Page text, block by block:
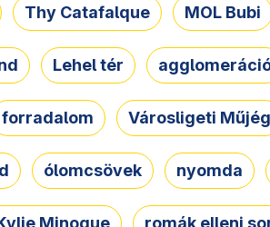
Thy Catafalque MOL Bubi
Lehel tér
forradalom Városligeti Műjég
ólomcsövek nyomda
Minogue romák elleni